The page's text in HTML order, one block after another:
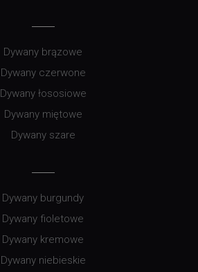
Dywany brązowe
Dywany czerwone
Dywany łososiowe
Dywany miętowe
Dywany szare
Dywany burgundy
Dywany fioletowe
Dywany kremowe
Dywany niebieskie